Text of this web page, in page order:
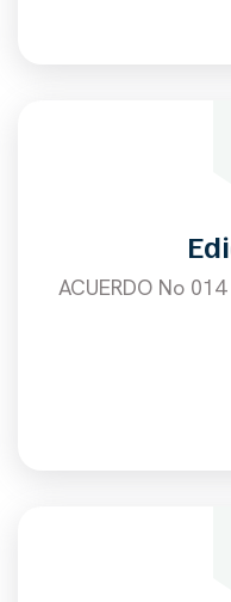
ACUERDO No